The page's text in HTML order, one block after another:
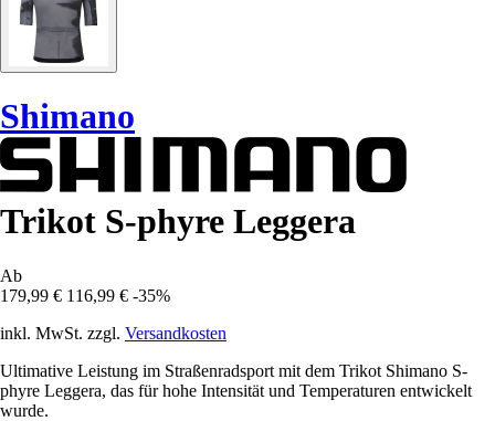
Shimano
Trikot S-phyre Leggera
Ab
179,99 € 116,99 € -35%
inkl. MwSt. zzgl. Versandkosten
Ultimative Leistung im Straßenradsport mit dem Trikot Shimano S-
phyre Leggera, das für hohe Intensität und Temperaturen entwickelt
wurde.